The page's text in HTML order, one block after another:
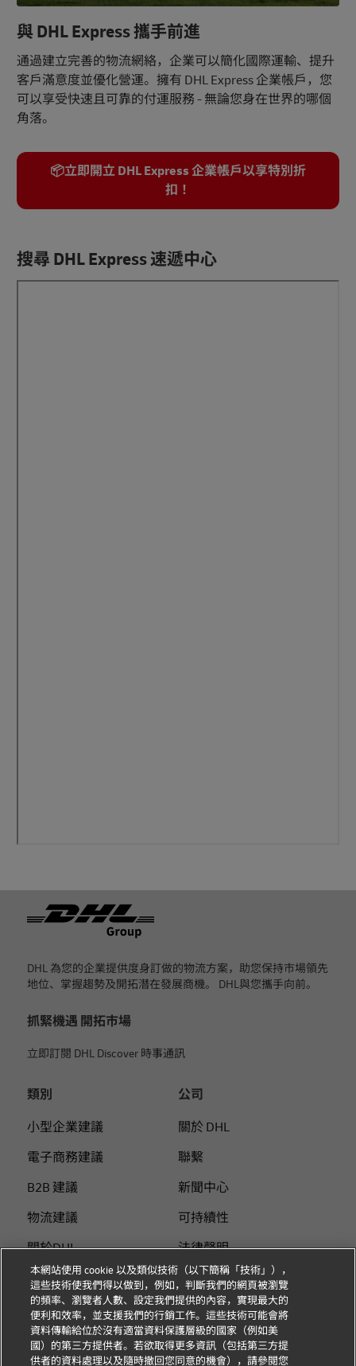
與 DHL Express 攜手前進
通過建立完善的物流網絡，企業可以簡化國際運輸、提升
客戶滿意度並優化營運。擁有 DHL Express 企業帳戶，您
可以享受快速且可靠的付運服務 - 無論您身在世界的哪個
角落。
📦立即開立 DHL Express 企業帳戶以享特別折
扣！
搜尋 DHL Express 速遞中心
DHL 為您的企業提供度身訂做的物流方案，助您保持市場領先
地位、掌握趨勢及開拓潛在發展商機。 DHL與您攜手向前。
抓緊機遇 開拓市場
立即訂閱 DHL Discover 時事通訊
類別
小型企業建議
電子商務建議
B2B 建議
物流建議
關於DHL
使用DHL付運
個人付運指南
公司
關於 DHL
聯繫
新聞中心
可持續性
法律聲明
使用條款
隱私
Cookie 设置
本網站使用 cookie 以及類似技術（以下簡稱「技術」），
這些技術使我們得以做到，例如，判斷我們的網頁被瀏覽
的頻率、瀏覽者人數、設定我們提供的內容，實現最大的
便利和效率，並支援我們的行銷工作。這些技術可能會將
資料傳輸給位於沒有適當資料保護層級的國家（例如美
國）的第三方提供者。若欲取得更多資訊（包括第三方提
供者的資料處理以及隨時撤回您同意的機會），請參閱您